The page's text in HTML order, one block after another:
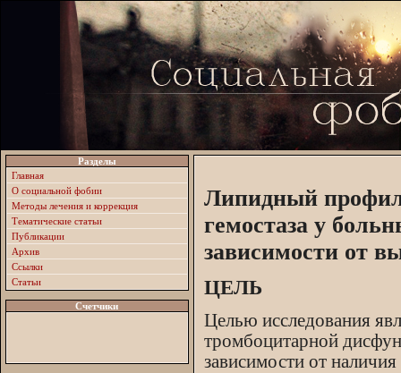
Разделы
Главная
О социальной фобии
Методы лечения и коррекция
Тематические статьи
Публикации
Архив
Ссылки
Статьи
Счетчики
Липидный
гемостаза у
зависимости от
ЦЕЛЬ
Целью исследования
тромбоцитарной
зависимости от